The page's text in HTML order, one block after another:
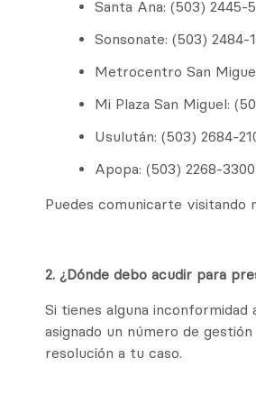
Santa Ana: (503) 2445-
Sonsonate: (503) 2484-
Metrocentro San
Mi Plaza San Miguel:
Usulután: (503) 2684-
Apopa: (503) 2268-3300
Puedes comunicarte visitando
2. ¿Dónde debo acudir para
Si tienes alguna
asignado un número de
resolución a tu caso.